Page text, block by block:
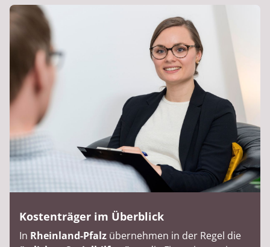
Kostenträger im Überblick
In Rheinland-Pfalz übernehmen in der Regel die